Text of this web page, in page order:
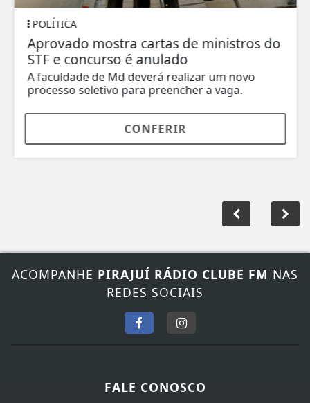
POLÍTICA
Aprovado mostra cartas de ministros do
STF e concurso é anulado
A faculdade de Md deverá realizar um novo
processo seletivo para preencher a vaga.
CONFERIR
ACOMPANHEPIRAJUÍ RÁDIO CLUBE FMNAS
REDES SOCIAIS